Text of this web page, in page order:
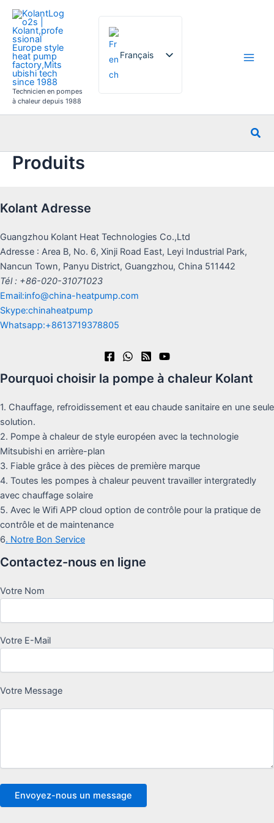
Aller
contenu
Technicien en pompes
à chaleur depuis 1988
Français
English
German
Dutch
Norwegian
Produits
Kolant Adresse
Guangzhou Kolant Heat Technologies Co.,Ltd
Adresse : Area B, No. 6, Xinji Road East, Leyi Industrial Park,
Nancun Town, Panyu District, Guangzhou, China 511442
Tél : +86-020-31071023
Email:info@china-heatpump.com
Skype:chinaheatpump
Whatsapp:+8613719378805
Pourquoi choisir la pompe à chaleur Kolant
1. Chauffage, refroidissement et eau chaude sanitaire en une seule
solution.
2. Pompe à chaleur de style européen avec la technologie
Mitsubishi en arrière-plan
3. Fiable grâce à des pièces de première marque
4. Toutes les pompes à chaleur peuvent travailler intergratedly
avec chauffage solaire
5. Avec le Wifi APP cloud option de contrôle pour la pratique de
contrôle et de maintenance
6. Notre Bon Service
Contactez-nous en ligne
Votre Nom
Votre E-Mail
Votre Message